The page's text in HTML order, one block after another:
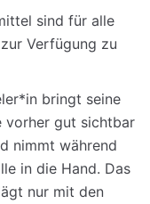
sind für alle
Verfügung zu
bringt seine
vorher gut sichtbar
nimmt während
in die Hand. Das
nur mit den